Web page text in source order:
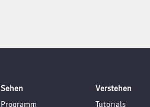
Sehen
Programm
Verstehen
Tutorials